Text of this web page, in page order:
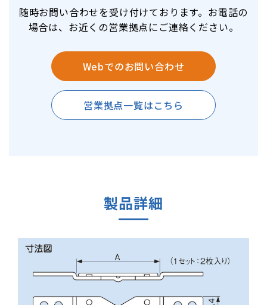
随時お問い合わせを受け付けております。お電話の
場合は、お近くの営業拠点にご連絡ください。
Webでのお問い合わせ
営業拠点一覧はこちら
製品詳細